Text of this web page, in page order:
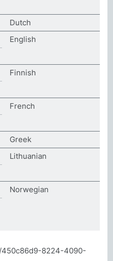
Dutch
English
Finnish
French
Greek
Lithuanian
Norwegian
8224-4090-